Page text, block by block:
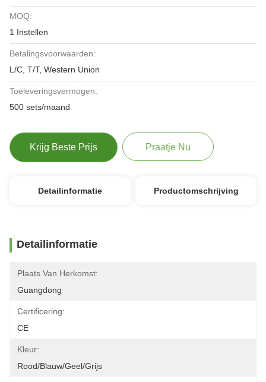
MOQ:
1 Instellen
Betalingsvoorwaarden:
L/C, T/T, Western Union
Toeleveringsvermogen:
500 sets/maand
Krijg Beste Prijs Praatje Nu
Detailinformatie Productomschrijving
Detailinformatie
Plaats Van Herkomst:
Guangdong
Certificering:
CE
Kleur:
Rood/blauw/geel/grijs